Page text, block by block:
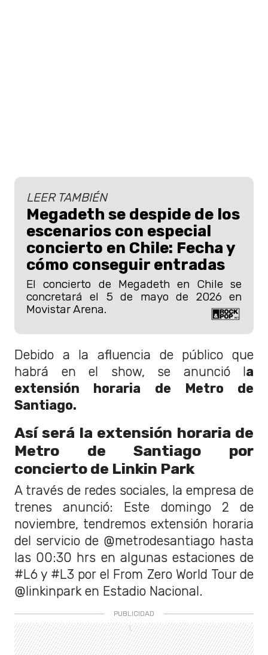
LEER TAMBIÉN
Megadeth se despide de los
escenarios con especial
concierto en Chile: Fecha y
cómo conseguir entradas
El concierto de Megadeth en Chile se
concretará el 5 de mayo de 2026 en
Movistar Arena.
Debido a la afluencia de público que
habrá en el show, se anunció la
extensión horaria de Metro de
Santiago.
Así será la extensión horaria de
Metro de Santiago por
concierto de Linkin Park
A través de redes sociales, la empresa de
trenes anunció: Este domingo 2 de
noviembre, tendremos extensión horaria
del servicio de @metrodesantiago hasta
las 00:30 hrs en algunas estaciones de
#L6 y #L3 por el From Zero World Tour de
@linkinpark en Estadio Nacional.